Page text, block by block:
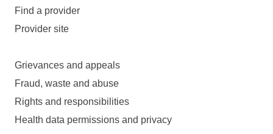
Find a provider
Provider site
Grievances and appeals
Fraud, waste and abuse
Rights and responsibilities
Health data permissions and privacy